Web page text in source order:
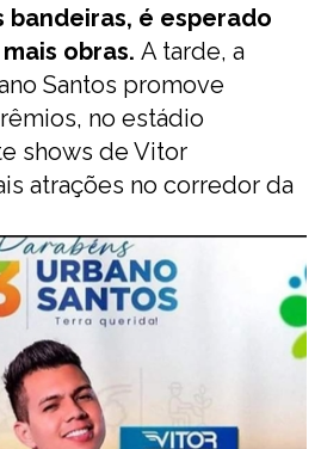
bandeiras, é esperado
obras. A tarde, a
Santos promove
no estádio
shows de Vitor
atrações no corredor da